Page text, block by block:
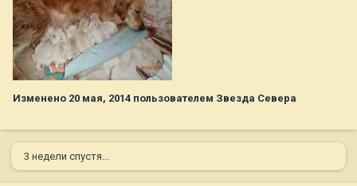
Изменено 20 мая, 2014 пользователем Звезда Севера
3 недели спустя...